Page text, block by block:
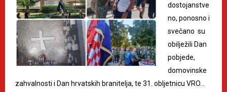
dostojanstve
no, ponosno i
svečano su
obilježili Dan
pobjede,
domovinske
zahvalnosti i Dan hrvatskih branitelja, te 31. obljetnicu VRO…